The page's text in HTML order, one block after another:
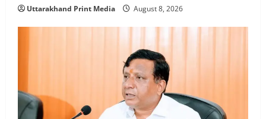
Uttarakhand Print Media August 8, 2026